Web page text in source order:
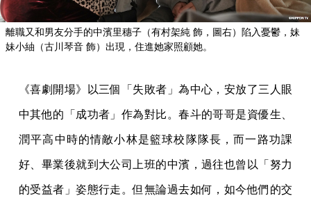
離職又和男友分手的中濱里穗子（有村架純 飾，圖右）陷入憂鬱，妹
妹小紬（古川琴音 飾）出現，住進她家照顧她。
《喜劇開場》以三個「失敗者」為中心，安放了三人眼
中其他的「成功者」作為對比。春斗的哥哥是資優生、
潤平高中時的情敵小林是籃球校隊隊長，而一路功課
好、畢業後就到大公司上班的中濱，過往也曾以「努力
的受益者」姿態行走。但無論過去如何，如今他們的交